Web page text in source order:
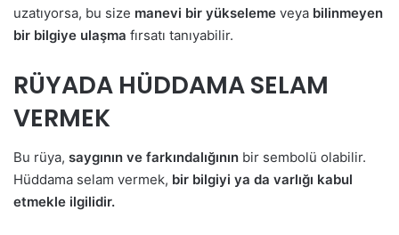
uzatıyorsa, bu size manevi bir yükseleme veya bilinmeyen
bir bilgiye ulaşma fırsatı tanıyabilir.
RÜYADA HÜDDAMA SELAM
VERMEK
Bu rüya, saygının ve farkındalığının bir sembolü olabilir.
Hüddama selam vermek, bir bilgiyi ya da varlığı kabul
etmekle ilgilidir.